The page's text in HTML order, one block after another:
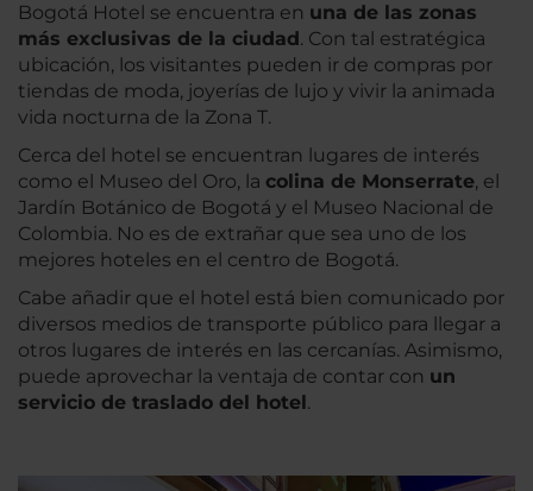
Bogotá Hotel se encuentra en una de las zonas
más exclusivas de la ciudad . Con tal estratégica
ubicación, los visitantes pueden ir de compras por
tiendas de moda, joyerías de lujo y vivir la animada
vida nocturna de la Zona T.
Cerca del hotel se encuentran lugares de interés
como el Museo del Oro, la colina de Monserrate, el
Jardín Botánico de Bogotá y el Museo Nacional de
Colombia. No es de extrañar que sea uno de los
mejores hoteles en el centro de Bogotá.
Cabe añadir que el hotel está bien comunicado por
diversos medios de transporte público para llegar a
otros lugares de interés en las cercanías. Asimismo,
puede aprovechar la ventaja de contar con un
servicio de traslado del hotel .